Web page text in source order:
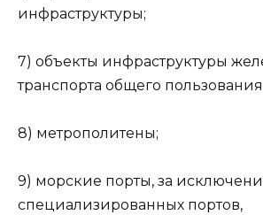
инфраструктуры;
7) объекты инфраструктуры
транспорта общего
8) метрополитены;
9) морские порты, за
специализированных портов,